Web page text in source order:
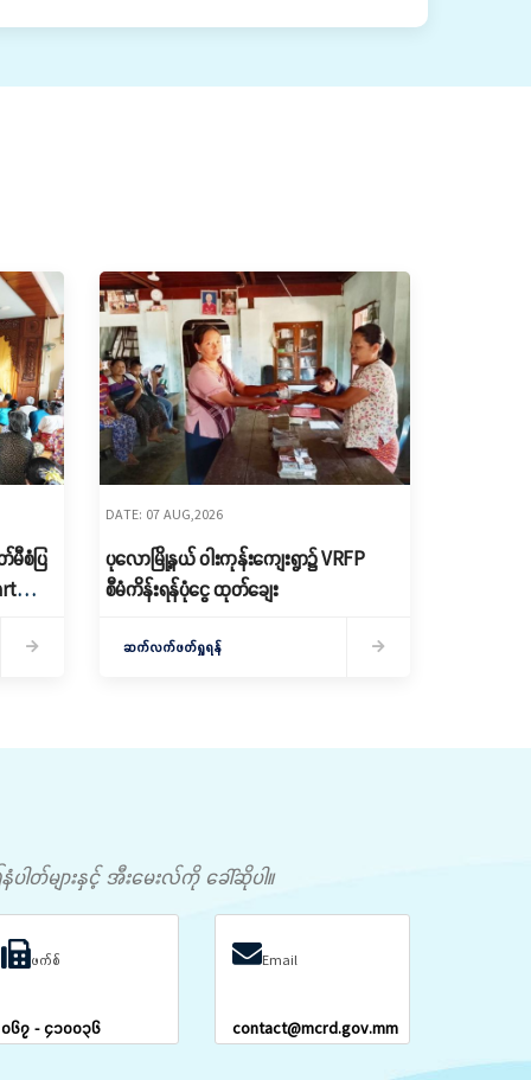
စံပြ
DATE: 07 AUG,2026
ပုလောမြို့နယ် ဝါးကုန်းကျေးရွာ၌ ‌VRFP
စီမံကိန်းရန်ပုံငွေ ထုတ်ချေး
ဆက်လက်ဖတ်ရှုရန်
ါတ်များနှင့် အီးမေးလ်ကို ခေါ်ဆိုပါ။
ဖက်စ်
၀၆၇ - ၄၁၀၀၃၆
Email
contact@mcrd.gov.mm